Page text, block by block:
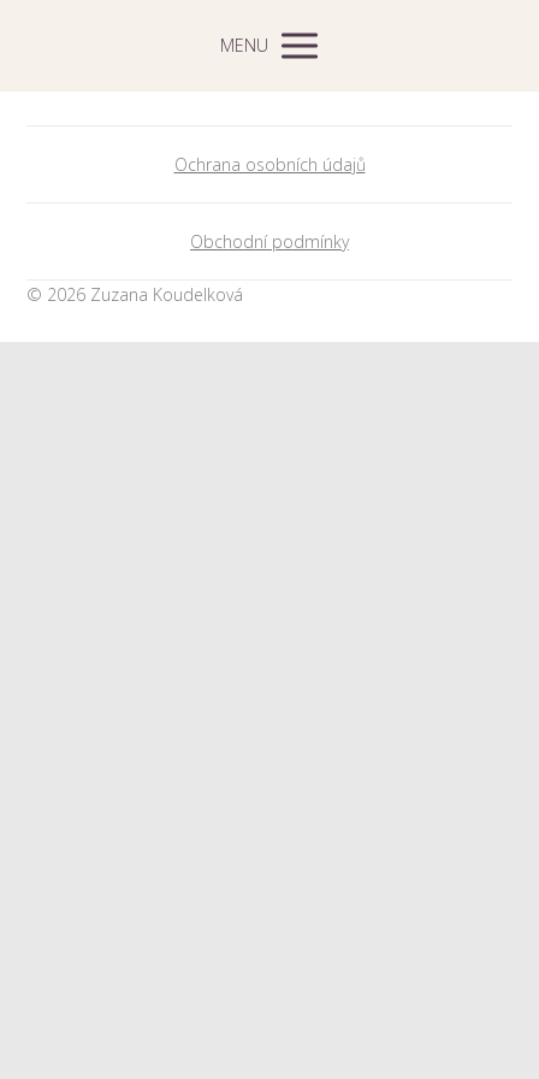
MENU
Ochrana osobních údajů
Obchodní podmínky
© 2026 Zuzana Koudelková